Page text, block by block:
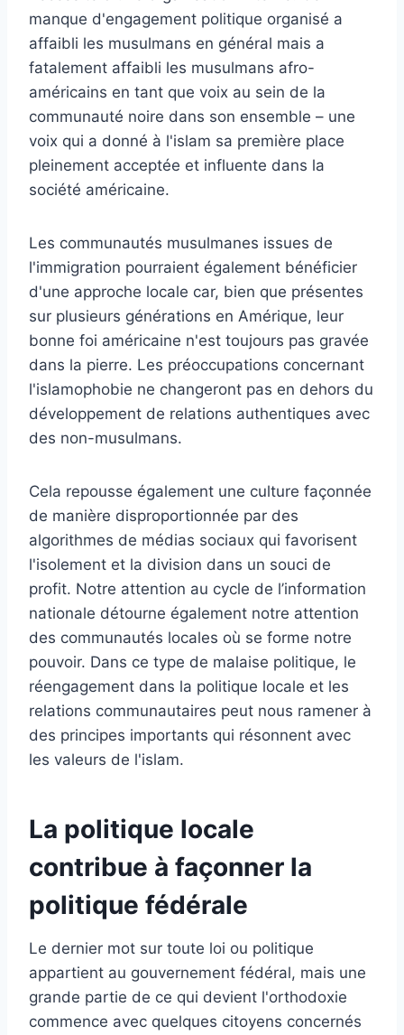
manque d'engagement politique organisé a
affaibli les musulmans en général mais a
fatalement affaibli les musulmans afro-
américains en tant que voix au sein de la
communauté noire dans son ensemble – une
voix qui a donné à l'islam sa première place
pleinement acceptée et influente dans la
société américaine.
Les communautés musulmanes issues de
l'immigration pourraient également bénéficier
d'une approche locale car, bien que présentes
sur plusieurs générations en Amérique, leur
bonne foi américaine n'est toujours pas gravée
dans la pierre. Les préoccupations concernant
l'islamophobie ne changeront pas en dehors du
développement de relations authentiques avec
des non-musulmans.
Cela repousse également une culture façonnée
de manière disproportionnée par des
algorithmes de médias sociaux qui favorisent
l'isolement et la division dans un souci de
profit. Notre attention au cycle de l’information
nationale détourne également notre attention
des communautés locales où se forme notre
pouvoir. Dans ce type de malaise politique, le
réengagement dans la politique locale et les
relations communautaires peut nous ramener à
des principes importants qui résonnent avec
les valeurs de l'islam.
La politique locale
contribue à façonner la
politique fédérale
Le dernier mot sur toute loi ou politique
appartient au gouvernement fédéral, mais une
grande partie de ce qui devient l'orthodoxie
commence avec quelques citoyens concernés